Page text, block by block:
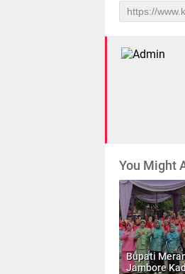
You Might
Bupati
Jambore